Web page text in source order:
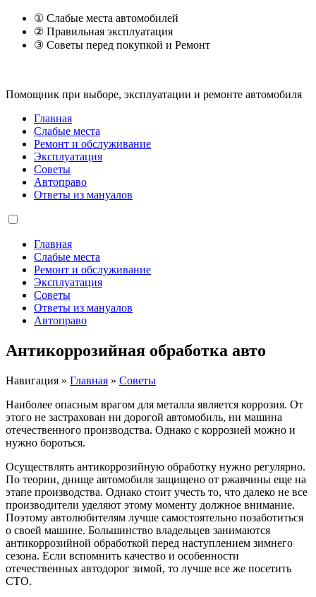
① Слабые места автомобилей
② Правильная эксплуатация
③ Советы перед покупкой и Ремонт
Помощник при выборе, эксплуатации и ремонте автомобиля
Главная
Слабые места
Ремонт и обслуживание
Эксплуатация
Советы
Автоправо
Ответы из мануалов
Главная
Слабые места
Ремонт и обслуживание
Эксплуатация
Советы
Ответы из мануалов
Автоправо
Антикоррозийная обработка авто
Навигация » Главная » Советы
Наиболее опасным врагом для металла является коррозия. От
этого не застрахован ни дорогой автомобиль, ни машина
отечественного производства. Однако с коррозией можно и
нужно бороться.
Осуществлять антикоррозийную обработку нужно регулярно.
По теории, днище автомобиля защищено от ржавчины еще на
этапе производства. Однако стоит учесть то, что далеко не все
производители уделяют этому моменту должное внимание.
Поэтому автолюбителям лучше самостоятельно позаботиться
о своей машине. Большинство владельцев занимаются
антикоррозийной обработкой перед наступлением зимнего
сезона. Если вспомнить качество и особенности
отечественных автодорог зимой, то лучше все же посетить
СТО.